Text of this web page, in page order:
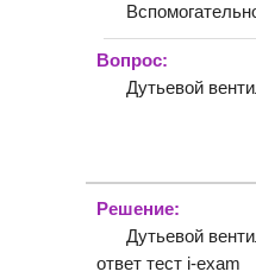
Вопрос:
Дутьевой
Решение:
Дутьевой
ответ тест i-exam